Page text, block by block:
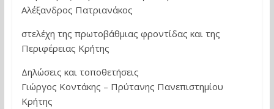
Αλέξανδρος Πατριανάκος
στελέχη της πρωτοβάθμιας φροντίδας και της
Περιφέρειας Κρήτης
Δηλώσεις και τοποθετήσεις
Γιώργος Κοντάκης – Πρύτανης Πανεπιστημίου
Κρήτης